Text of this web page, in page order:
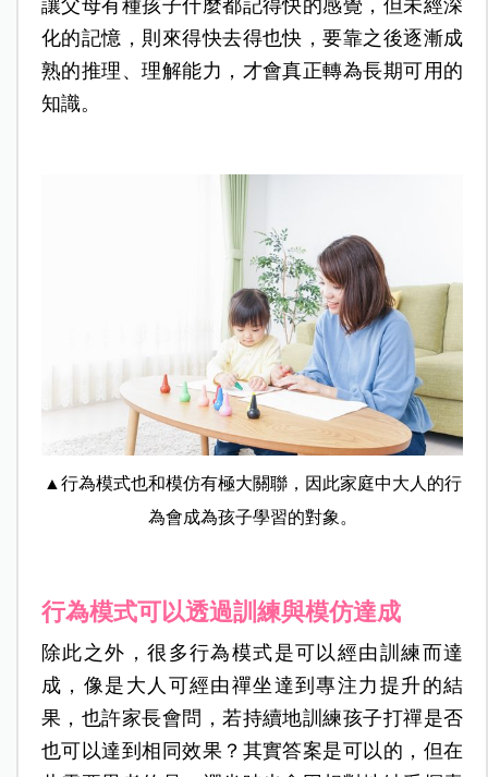
讓父母有種孩子什麼都記得快的感覺，但未經深
化的記憶，則來得快去得也快，要靠之後逐漸成
熟的推理、理解能力，才會真正轉為長期可用的
知識。
▲行為模式也和模仿有極大關聯，因此家庭中大人的行
為會成為孩子學習的對象。
行為模式可以透過訓練與模仿達成
除此之外，很多行為模式是可以經由訓練而達
成，像是大人可經由禪坐達到專注力提升的結
果，也許家長會問，若持續地訓練孩子打禪是否
也可以達到相同效果？其實答案是可以的，但在